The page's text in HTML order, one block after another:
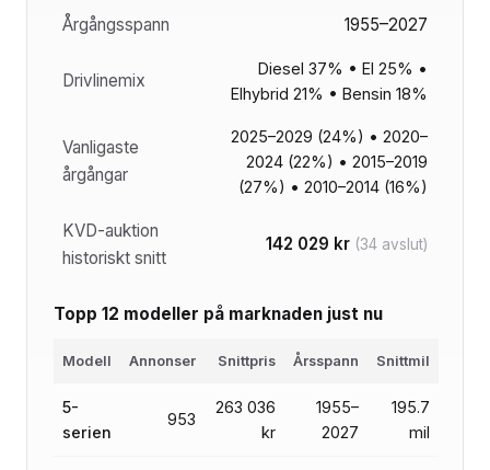
Årgångsspann 1955–2027
Drivlinemix
Diesel 37% • El 25% •
Elhybrid 21% • Bensin 18%
Vanligaste
årgångar
2025–2029 (24%) • 2020–
2024 (22%) • 2015–2019
(27%) • 2010–2014 (16%)
KVD-auktion
historiskt snitt
142 029 kr (34 avslut)
Topp 12 modeller på marknaden just nu
Modell Annonser Snittpris Årsspann Snittmil
5-
serien
953
263 036
kr
1955–
2027
195.7
mil